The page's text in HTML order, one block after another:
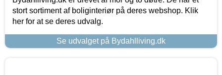
stort sortiment af boliginteriør på deres webshop. Klik
her for at se deres udvalg.
Se udvalget på Bydahlliving.dk